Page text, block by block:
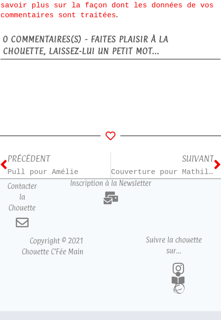
savoir plus sur la façon dont les données de vos
commentaires sont traitées.
0 COMMENTAIRES(S) - FAITES PLAISIR À LA
CHOUETTE, LAISSEZ-LUI UN PETIT MOT...
PRÉCÉDENT
Pull pour Amélie
SUIVANT
Couverture pour Mathilde
Contacter
la
Chouette
Inscription à la Newsletter
Copyright © 2021
Chouette C’Fée Main
Suivre la chouette
sur…